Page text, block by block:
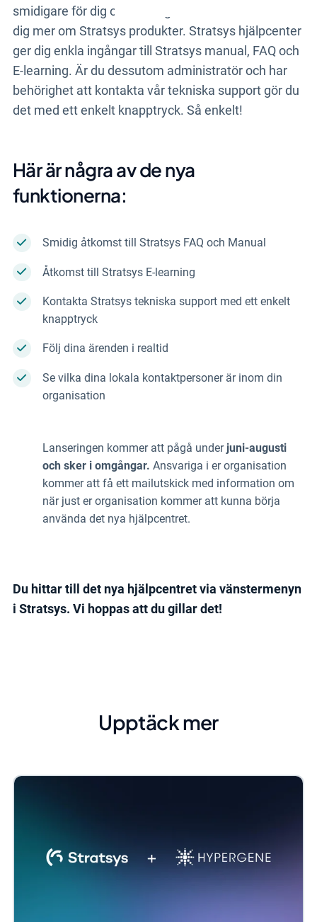
smidigare för dig och din organisation
dig mer om Stratsysprodukter. Stratsys hjälpcenter
ger dig enkla ingångar till Stratsys manual, FAQ och
E-learning. Är du dessutom administratör och har
behörighet att kontakta vår tekniska support gör du
det med ett enkelt knapptryck. Så enkelt!
Här är några av de nya
funktionerna:
Smidig åtkomst till Stratsys FAQ och Manual
Åtkomst till Stratsys E-learning
Kontakta Stratsys tekniska supportmed ett enkelt
knapptryck
Följ dina ärenden i realtid
Se vilka dina lokala kontaktpersonerär inom din
organisation
Lanseringen kommer att pågå under juni-augusti
och sker i omgångar. Ansvariga i er organisation
kommer att få ett mailutskick med information om
när just er organisation kommer att kunna börja
använda det nya hjälpcentret.
Du hittar till det nya hjälpcentretvia vänstermenyn
i Stratsys. Vi hoppas att du gillar det!
Upptäck mer